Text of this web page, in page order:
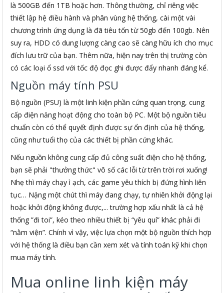
là 500GB đến 1TB hoặc hơn. Thông thường, chỉ riêng việc
thiết lập hệ điều hành và phân vùng hệ thống, cài một vài
chương trình ứng dụng là đã tiêu tốn từ 50gb đến 100gb. Nên
suy ra, HDD có dung lượng càng cao sẽ càng hữu ích cho mục
đích lưu trữ của bạn. Thêm nữa, hiện nay trên thị trường còn
có các loại ổ ssd với tốc độ đọc ghi được đẩy nhanh đáng kể.
Nguồn máy tính PSU
Bộ nguồn (PSU) là một linh kiện phần cứng quan trọng, cung
cấp điện năng hoạt động cho toàn bộ PC. Một bộ nguồn tiêu
chuẩn còn có thể quyết định được sự ổn định của hệ thống,
cũng như tuổi thọ của các thiết bị phần cứng khác.
Nếu nguồn không cung cấp đủ công suất điện cho hệ thống,
bạn sẽ phải "thưởng thức" vô số các lỗi từ trên trời rơi xuống!
Nhẹ thì máy chạy ì ạch, các game yêu thích bị đứng hình liên
tục… Nặng một chút thì máy đang chạy, tự nhiên khởi động lại
hoặc khởi động không được,... trường hợp xấu nhất là cả hệ
thống ”đi toi”, kéo theo nhiều thiết bị “yêu quí” khác phải đi
“nằm viện”. Chính vì vậy, việc lựa chọn một bộ nguồn thích hợp
với hệ thống là điều bạn cần xem xét và tính toán kỹ khi chọn
mua máy tính.
Mua online linh kiện máy